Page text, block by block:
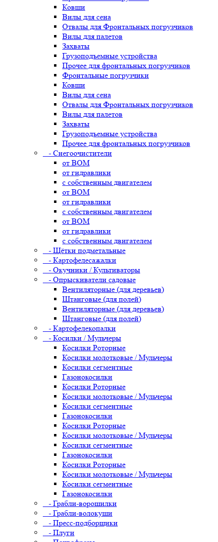
Ковши
Вилы для сена
Отвалы для Фронтальных погрузчиков
Вилы для палетов
Захваты
Грузоподъемные устройства
Прочее для фронтальных погрузчиков
Фронтальные погрузчики
Ковши
Вилы для сена
Отвалы для Фронтальных погрузчиков
Вилы для палетов
Захваты
Грузоподъемные устройства
Прочее для фронтальных погрузчиков
- Снегоочистители
от ВОМ
от гидравлики
с собственным двигателем
от ВОМ
от гидравлики
с собственным двигателем
от ВОМ
от гидравлики
с собственным двигателем
- Щётки подметальные
- Картофелесажалки
- Окучники / Культиваторы
- Опрыскиватели садовые
Вентиляторные (для деревьев)
Штанговые (для полей)
Вентиляторные (для деревьев)
Штанговые (для полей)
- Картофелекопалки
- Косилки / Мульчеры
Косилки Роторные
Косилки молотковые / Мульчеры
Косилки сегментные
Газонокосилки
Косилки Роторные
Косилки молотковые / Мульчеры
Косилки сегментные
Газонокосилки
Косилки Роторные
Косилки молотковые / Мульчеры
Косилки сегментные
Газонокосилки
Косилки Роторные
Косилки молотковые / Мульчеры
Косилки сегментные
Газонокосилки
- Грабли-ворошилки
- Грабли-волокуши
- Пресс-подборщики
- Плуги